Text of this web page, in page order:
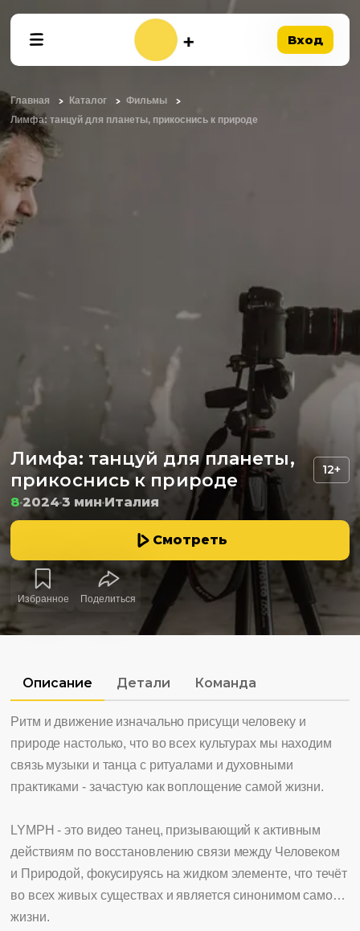
Вход
Главная Каталог
Фильмы
Лимфа: танцуй для планеты, прикоснись к природе
Лимфа: танцуй для планеты,
прикоснись к природе
12+
8 20243 мин Италия
Смотреть
Избранное Поделиться
Описание Детали Команда
Ритм и движение изначально присущи человеку и
природе настолько, что во всех культурах мы находим
связь музыки и танца с ритуалами и духовными
практиками - зачастую как воплощение самой жизни.
LYMPH - это видео танец, призывающий к активным
действиям по восстановлению связи между Человеком
и Природой, фокусируясь на жидком элементе, что течёт
во всех живых существах и является синонимом самой
жизни.